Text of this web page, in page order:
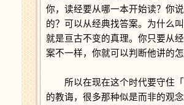
你，读经要从哪一本开始读？你
的？可以从经典找答案。为什么
就是亘古不变的真理。你只要从
案不一样，你就可以判断他讲的怎
所以在现在这个时代要守住「
的教诲，很多那种似是而非的观